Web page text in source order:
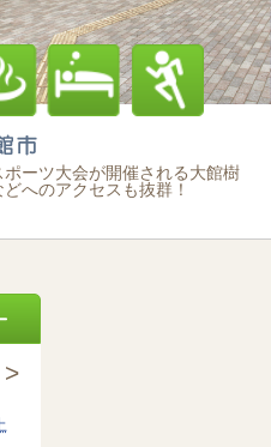
ーツ大会が開催される大館樹
へのアクセスも抜群！
>
土曜日